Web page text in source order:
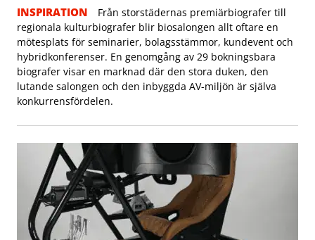
INSPIRATION
Från storstädernas premiärbiografer till
regionala kulturbiografer blir biosalongen allt oftare en
mötesplats för seminarier, bolagsstämmor, kundevent och
hybridkonferenser. En genomgång av 29 bokningsbara
biografer visar en marknad där den stora duken, den
lutande salongen och den inbyggda AV-miljön är själva
konkurrensfördelen.